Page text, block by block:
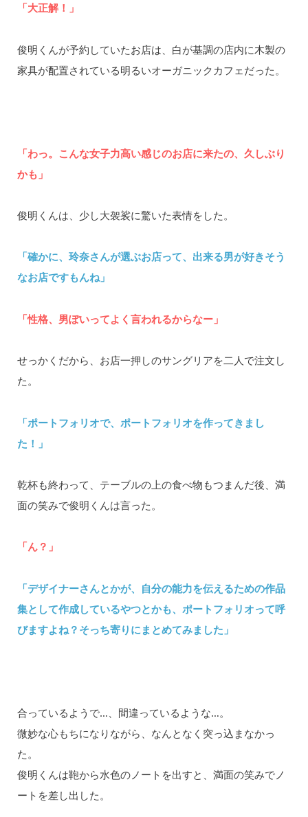
「大正解！」
俊明くんが予約していたお店は、白が基調の店内に木製の
家具が配置されている明るいオーガニックカフェだった。
「わっ。こんな女子力高い感じのお店に来たの、久しぶり
かも」
俊明くんは、少し大袈裟に驚いた表情をした。
「確かに、玲奈さんが選ぶお店って、出来る男が好きそう
なお店ですもんね」
「性格、男ぽいってよく言われるからなー」
せっかくだから、お店一押しのサングリアを二人で注文し
た。
「ポートフォリオで、ポートフォリオを作ってきまし
た！」
乾杯も終わって、テーブルの上の食べ物もつまんだ後、満
面の笑みで俊明くんは言った。
「ん？」
「デザイナーさんとかが、自分の能力を伝えるための作品
集として作成しているやつとかも、ポートフォリオって呼
びますよね？そっち寄りにまとめてみました」
合っているようで…、間違っているような…。
微妙な心もちになりながら、なんとなく突っ込まなかっ
た。
俊明くんは鞄から水色のノートを出すと、満面の笑みでノ
ートを差し出した。